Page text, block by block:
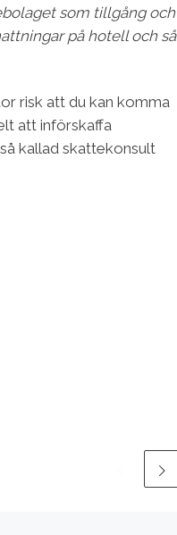
som tillgång och
på hotell och så
risk att du kan komma
att införskaffa
kallad skattekonsult